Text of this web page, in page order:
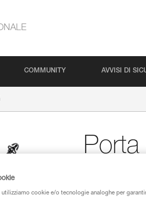
COMMUNITY AVVISI DI
Porta casco
Rete porta casco
utilizziamo cookie e/o tecnologie analoghe per